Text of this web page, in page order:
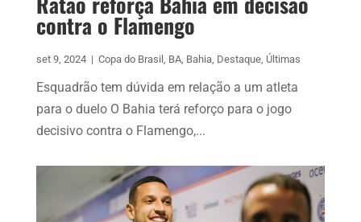
contra o Flamengo
set 9, 2024 | Copa do Brasil , BA, Bahia, Destaque, Últimas
Esquadrão tem dúvida em relação a um atleta
para o duelo O Bahia terá reforço para o jogo
decisivo contra o Flamengo,...